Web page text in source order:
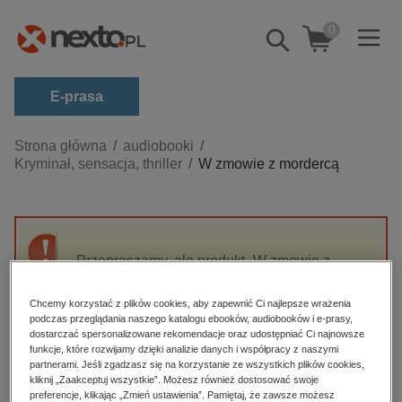
Pokaż/schowaj
wyszukiwarkę
0
E-prasa
Kategorie
Zobacz wszystkie E-prasa
budownictwo, aranżacja wnętrz
darmowe wydania
edukacja
hobby, sport, rozrywka
komputery, internet, technologie, informatyka
Strona główna
audiobooki
Kryminał, sensacja, thriller
W zmowie z mordercą
Przepraszamy, ale produkt „W zmowie z
High-contrast mode
Polecane
Chcemy korzystać z plików cookies, aby zapewnić Ci najlepsze wrażenia
podczas przeglądania naszego katalogu ebooków, audiobooków i e-prasy,
dostarczać spersonalizowane rekomendacje oraz udostępniać Ci najnowsze
funkcje, które rozwijamy dzięki analizie danych i współpracy z naszymi
partnerami. Jeśli zgadzasz się na korzystanie ze wszystkich plików cookies,
kliknij „Zaakceptuj wszystkie”. Możesz również dostosować swoje
preferencje, klikając „Zmień ustawienia”. Pamiętaj, że zawsze możesz